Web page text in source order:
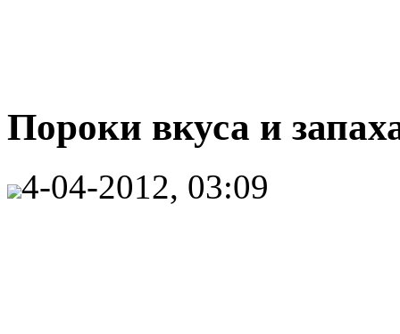
Пороки вкуса и
4-04-2012, 03:09